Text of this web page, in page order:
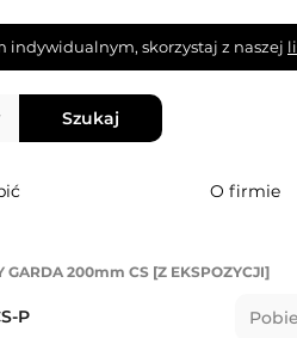
indywidualnym, skorzystaj z naszej
Szukaj
O firmie
GARDA 200mm CS [Z EKSPOZYCJI]
P